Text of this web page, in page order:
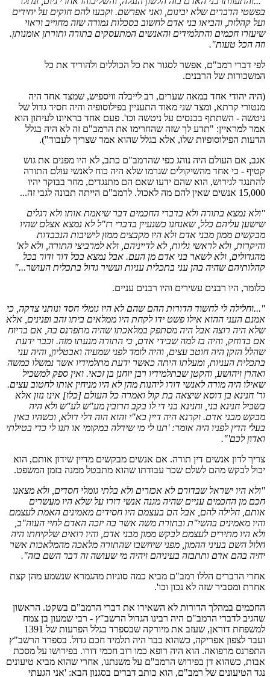
בפשטי הדברים שלא יבינום, ואני אפרשם. וקבעו להם חוקים על יחידים
ועל קהלות, והביאו בני אדם לחשוב בסכלות גמורה שזה מחוייב וראוי
שיעזרו חכמים והתלמידים והאנשים המתעסקים בתורה ותורתן אומנותן.
וזה הכל טעות".
לפי דברי רמב"ם, אפשר לסגור את כל הכוללים ולהוריד את כל
המשכורות של הרבנים.
(היה יהודי אחד במאה שערים, רב לייבלה וויספיש, שמצד אחד היה
מנטורי קרתא, ומצד שני מאוד התעניין בפילוסופיה והיה חסיד גדול של
ניטשה - השתתף בכנסים על ניטשה וכו'. פעם אחד בראיונו לעיתון הוא
אמר למראיין: "תדע לך שזה שהחרימו את הרמב"ם זה לא היה בגלל
הדעות הפילוסופיות שלו, אלא בגלל שהוא אמר שצריך לעבוד").
אגב, אם העולם היה נוהג כפי שהרמב"ם כתב, לא היו מפנים את גוש
קטיף - כי אחד מהשיקולים שגרמו שלא היה כוח לאנשי עולם התורה
להתנגד לגירוש, הוא שהם ידעו שאם הם מתנגדים, מחר בבוקר יהיו
15,000 אנשים שאין להם מה לאכול. לרמב"ם הייתה תבונה לגבי זה...
"ולא נמצא בתורה ולא בדברי החכמים דבר שיאמת אותו ולא רגלים
שישען עליהם כלל, שאנחנו כשנעיין בדברי רז"ל לא נמצא אצלם שהיו
מבקשים ממון מבני אדם ולא היו מקבצים ממון לישיבות הנכבדות
והיקרות, ולא לראשי גליות, לא לדייניהם, ולא למרביצי התורה, ולא לא'
מהגדולים, ולא לשאר בני אדם מן העם. אבל נמצא בכל דור ודור בכל
קהלותיהם שהיה בהן עני בתכלית עניות ועשיר גדול בתכלית העושר..."
כלומר, היו רבנים עשירים והיו רבנים עניים.
"...וחלילה לי לחשוד הדורות ההם שהם לא היו גומלי חסד ונותני צדקה, כי
אמנם העני ההוא אילו פשט ידו לקחת היו ממלאים ביתו זהב ופנינים, אלא
שלא היה רוצה אבל היה מסתפק במלאכתו שהיה מתפרנס בה, אם בריוח
אם בדוחק, והיה בז למה שבידי אדם, כי התורה מנעתו מזה. וכבר ידעת
שהלל הזקן היה חוטב עצים, והיה לומד לפני שמעיה ואבטליון, והיה עני
בתכלית העניות, ומעלתו היתה כאשר ידעת מתלמידיו אשר נמשלו כמשה
ואהרן ויהושע, והקטן שבתלמידיו רבן יוחנן בן זכאי. ואין ספק למשכיל
שאילו היה מורה לאנשי דורו ליהנות מהן לא היו מניחין אותו לחטוב עצים.
ור' חנינא בן דוסא שיצאה בת קול ואמרה כל העולם [כלו] אינו נזון אלא
בשביל חנינא בני, וחנינא בני די לו בקב חרובין מע"ש לע"ש ולא היה
מבקש מבני אדם. וקרנא היה דיין בא"י והוא הוה דלי דולא, וכשהיו באין
בעלי הדין לפניו היה אומר: 'תנו לי מי שידלה במקומי או תנו לי כדי בטילתי
ואדון לכם'".
צריך לדון אנשים דין תורה. אם אנשים מבקשים מדיין שידון אותם, הוא
יכול לבקש מהם לשלם שכר עבודתו שהוא מתבטל ממנה בזמן המשפט.
"ולא היו ישראל שבדורם לא אכזרים ולא בלתי גומלי חסדים, ולא מצאנו
חכם מן החכמים עניים שהיה מגנה אנשי דורו על שלא היו מעשרים
אותם, חלילה להם, אבל הם בעצמם היו חסידים מאמינים האמת לעצמם
והיו מאמינים בהשי"ת ובתורת משה אשר בה יזכה האדם לחיי העוה"ב,
ולא היו מתירים לעצמם לבקש ממון מבני אדם, והיו רואים שלקיחתו היה
חלול השם בעיני ההמון, מפני שיחשבו שהתורה מלאכה מהמלאכות אשר
יחיה בהם אדם ותתבזה בעיניהם ויהיה מי שעושה זה דבר השם בזה".
אחרי הדברים הללו רמב"ם מביא כמה סוגיות מהגמרא שנשמע מהן קצת
אחרת ומסביר שזה לא נכון וכו'.
החכמים במהלך הדורות לא השאירו את דברי הרמב"ם בשקט. הראשון
שהגיב לדברי הרמב"ם היה רבינו הגדול הרשב"ץ - רבי שמעון בן צמח
למשפחת דוראן, שעזב את מיורקה שבספרד בגלל הפרעות של 1391
ועבר לצפון אפריקה, כשהוא כבר היה תלמיד חכם גדול. בספרד הרשב"ץ
התפרנס מרפואה. הוא היה רופא כמו רוב חכמי דורו. בפירושו על מסכת
אבות, כשהוא דן בפירוש הרמב"ם על משנתנו, אחרי שהוא מביא טיעונים
נגד הטיעונים של רמב"ם, הוא כותב דברים בסגנון הבא: 'אני הגעתי